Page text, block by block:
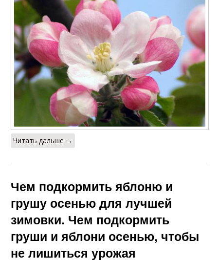
Читать дальше →
Чем подкормить яблоню и
грушу осенью для лучшей
зимовки. Чем подкормить
груши и яблони осенью, чтобы
не лишиться урожая